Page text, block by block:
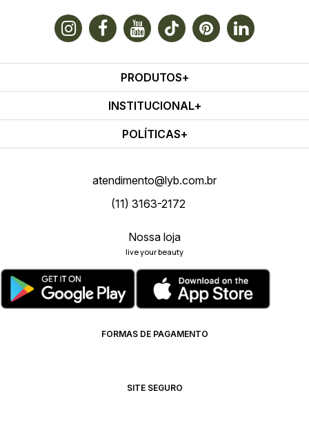
PRODUTOS
INSTITUCIONAL
POLÍTICAS
atendimento@lyb.com.br
(11) 3163-2172
Nossa loja
live your beauty
FORMAS DE PAGAMENTO
SITE SEGURO